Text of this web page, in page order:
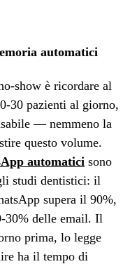
automatici
show è ricordare al
30 pazienti al giorno,
— nemmeno la
questo volume.
automatici sono
studi dentistici: il
supera il 90%,
30% delle email. Il
prima, lo legge
ha il tempo di